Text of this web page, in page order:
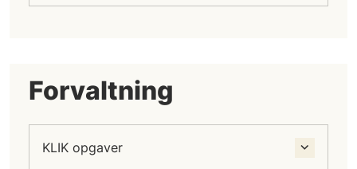
Forvaltning
KLIK opgaver